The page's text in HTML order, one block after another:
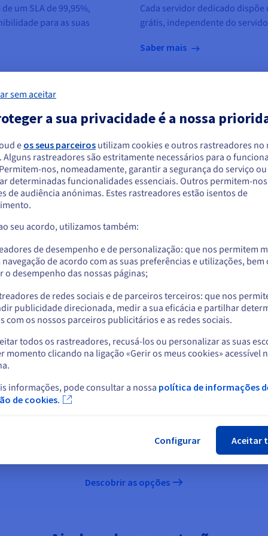
um SLA de 99,95%,
para as suas
Cada servidor dedicado dispõe
grátis, independente do
Saber mais
Virtualização
aos seus múltiplos cores. Crie frotas de
servidores dedicados.
opção com os servidores
BANDA
atividade
ADDITIONAL IP
Armazene
Descobrir as opções
que está localizado em Estados
encomendar a partir de Estados Unidos, terá de consultar e criar uma conta
do país em questão.
ao website do Estados Unidos
us.ovhcloud.com/
Inglês USD - $
ou
no website atual
outro website
sem aceitar
a sua privacidade é a nossa
eos seus parceiros utilizam cookies e outros rastreadores no
Alguns rastreadores são estritamente necessários para o
nos, nomeadamente, garantir a segurança do serviço ou
determinadas funcionalidades essenciais. Outros permitem-
de audiência anónimas. Estes rastreadores estão isentos de
seu acordo, utilizamos também:
de desempenho e de personalização: que nos permitem
navegação de acordo com as suas preferências e utilizações, bem
o desempenho das nossas páginas;
de redes sociais e de parceiros terceiros: que nos
publicidade direcionada, medir a sua eficácia e partilhar
com os nossos parceiros publicitários e as redes sociais.
todos os rastreadores, recusá-los ou personalizar as suas
momento clicando na ligação «Gerir os meus cookies» acessível
informações, pode consultar a nossa política de informações
de cookies.
Configurar Aceitar